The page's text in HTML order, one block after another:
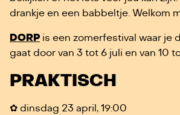
drankje en een babbeltje. Welkom
DORPis een zomerfestival waar je
gaat door van 3 tot 6 juli en van 10
PRAKTISCH
✿ dinsdag 23 april, 19:00